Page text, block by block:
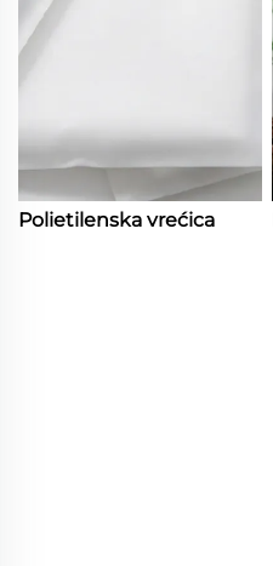
Polietilenska vrećica